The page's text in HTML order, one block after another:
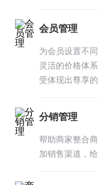
会员管理
为会员设置不
灵活的价格体
受体现出尊享
分销管理
帮助商家整合
加销售渠道，